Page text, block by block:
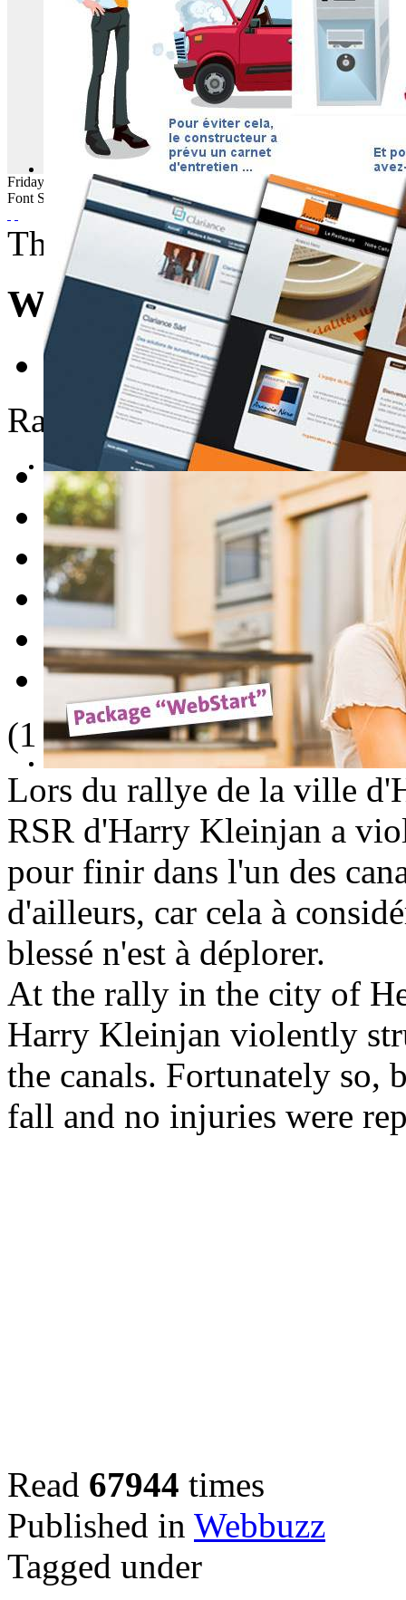
Friday August 2026
Font Size
Thursday, 26 September
WebBuzz du 26/09/
E-mail
Rate this item
1
2
3
4
5
(1 Vote)
Lors du rallye de la ville
RSR d'Harry Kleinjan a
pour finir dans l'un des
d'ailleurs, car cela à
blessé n'est à déplorer.
At the rally in the city of
Harry Kleinjan violently
the canals. Fortunately so,
fall and no injuries were
Read 67944 times
Published in Webbuzz
Tagged under